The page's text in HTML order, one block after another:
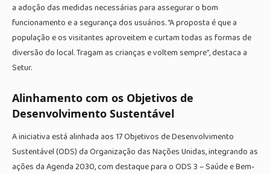
a adoção das medidas necessárias para assegurar o bom
funcionamento e a segurança dos usuários. “A proposta é que a
população e os visitantes aproveitem e curtam todas as formas de
diversão do local. Tragam as crianças e voltem sempre”, destaca a
Setur.
Alinhamento com os Objetivos de
Desenvolvimento Sustentável
A iniciativa está alinhada aos 17 Objetivos de Desenvolvimento
Sustentável (ODS) daOrganização das Nações Unidas, integrando as
ações da Agenda 2030, com destaque para o ODS 3 – Saúde e Bem-